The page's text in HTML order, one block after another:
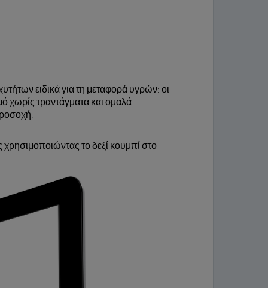
ειδικά για τη μεταφορά υγρών: οι
χωρίς τραντάγματα και ομαλά.
το δεξί κουμπί στο